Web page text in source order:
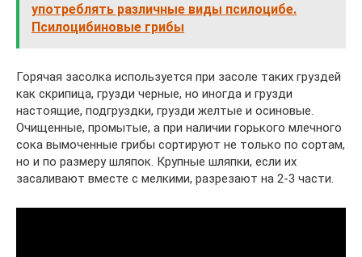
употреблять различные виды псилоцибе.
Псилоцибиновые грибы
Горячая засолка используется при засоле таких груздей
как скрипица, грузди черные, но иногда и грузди
настоящие, подгруздки, грузди желтые и осиновые.
Очищенные, промытые, а при наличии горького млечного
сока вымоченные грибы сортируют не только по сортам,
но и по размеру шляпок. Крупные шляпки, если их
засаливают вместе с мелкими, разрезают на 2-3 части.